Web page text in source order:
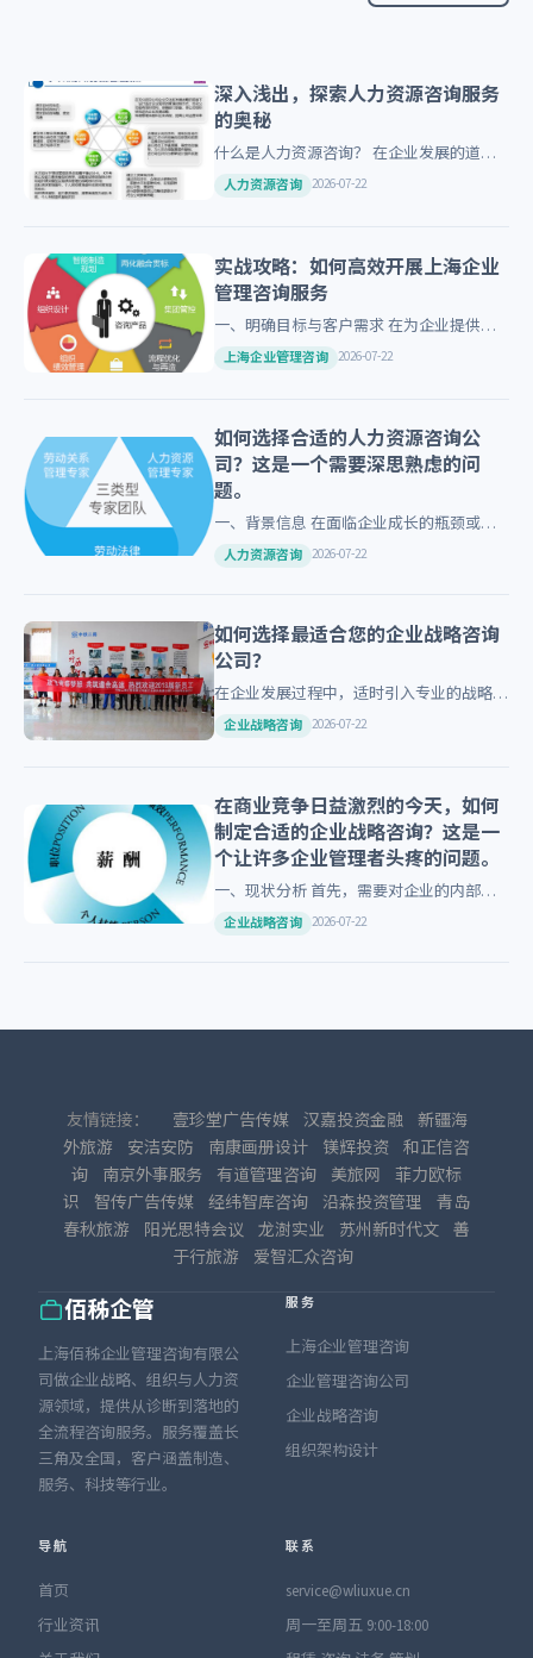
深入浅出，探索人力资源咨询服务
的奥秘
什么是人力资源咨询？ 在企业发展的道路
上，人力资源管理扮演着至关重要的角色。
人力资源咨询 2026-07-22
实战攻略：如何高效开展上海企业
管理咨询服务
一、明确目标与客户需求 在为企业提供管
理咨询服务前，首先要明确客户的具体需求
上海企业管理咨询 2026-07-22
如何选择合适的人力资源咨询公
司？这是一个需要深思熟虑的问
题。
一、背景信息 在面临企业成长的瓶颈或是
想要提升员工满意度时，选择一家专业的
人力资源咨询 2026-07-22
如何选择最适合您的企业战略咨询
公司？
在企业发展过程中，适时引入专业的战略咨
询服务对于制定正确的方向至关重要。然
企业战略咨询 2026-07-22
在商业竞争日益激烈的今天，如何
制定合适的企业战略咨询？这是一
个让许多企业管理者头疼的问题。
一、现状分析 首先，需要对企业的内部资
源和外部环境进行深入分析。这包括财务状
企业战略咨询 2026-07-22
友情链接： 壹珍堂广告传媒 汉嘉投资金融
新疆海
外旅游
安洁安防 南康画册设计 镁辉投资 和正信咨
询
南京外事服务 有道管理咨询 美旅网
菲力欧标
识
智传广告传媒 经纬智库咨询 沿森投资管理
青岛
春秋旅游
阳光思特会议 龙澍实业 苏州新时代文 善
于行旅游
爱智汇众咨询
佰秭企管
上海佰秭企业管理咨询有限公
司做企业战略、组织与人力资
源领域，提供从诊断到落地的
全流程咨询服务。服务覆盖长
三角及全国，客户涵盖制造、
服务、科技等行业。
服务
上海企业管理咨询
企业管理咨询公司
企业战略咨询
组织架构设计
导航
首页
行业资讯
联系
service@wliuxue.cn
周一至周五 9:00-18:00